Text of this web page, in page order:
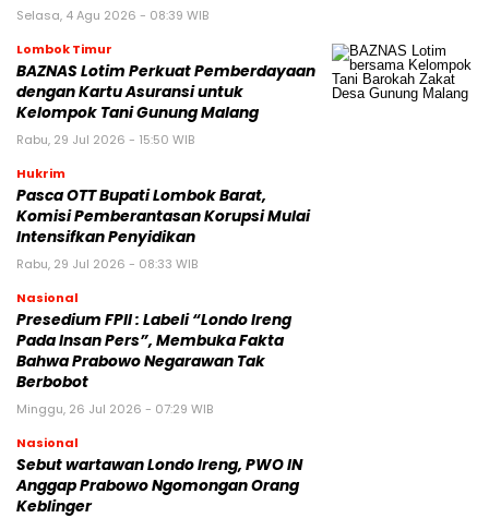
Selasa, 4 Agu 2026 - 08:39 WIB
Lombok Timur
BAZNAS Lotim Perkuat Pemberdayaan
dengan Kartu Asuransi untuk
Kelompok Tani Gunung Malang
Rabu, 29 Jul 2026 - 15:50 WIB
Hukrim
Pasca OTT Bupati Lombok Barat,
Komisi Pemberantasan Korupsi Mulai
Intensifkan Penyidikan
Rabu, 29 Jul 2026 - 08:33 WIB
Nasional
Presedium FPII : Labeli “Londo Ireng
Pada Insan Pers”, Membuka Fakta
Bahwa Prabowo Negarawan Tak
Berbobot
Minggu, 26 Jul 2026 - 07:29 WIB
Nasional
Sebut wartawan Londo Ireng, PWO IN
Anggap Prabowo Ngomongan Orang
Keblinger